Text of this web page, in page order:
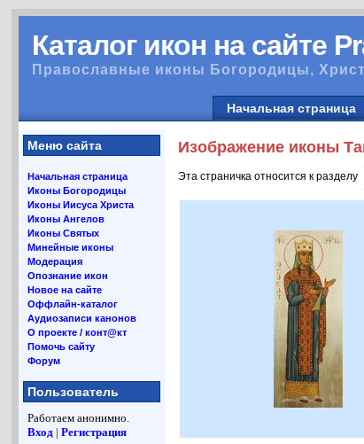
Каталог икон на сайте
Православные иконы Богородицы,
Начальная страница
Меню сайта
Начальная страница
Иконы Богородицы
Иконы Иисуса Христа
Иконы Ангелов
Иконы Святых
Минейные иконы
Модерация
Опознание икон
Новое на сайте
Оффлайн-каталог
Аудиозаписи канонов
О проекте / конт@кт
Помочь сайту
Форум
Пользователь
Работаем анонимно.
Вход |Регистрация
Изображение иконы
Эта страничка относится к разделу